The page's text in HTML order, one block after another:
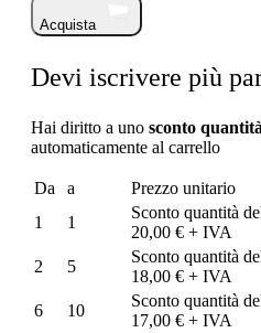
Acquista
Devi iscrivere più
Hai diritto a uno sconto quantità
automaticamente al carrello
Da a
Prezzo unitario
1
1
Sconto quantità
20,00 € + IVA
2
5
Sconto quantità
18,00 € + IVA
6
10
Sconto quantità
17,00 € + IVA